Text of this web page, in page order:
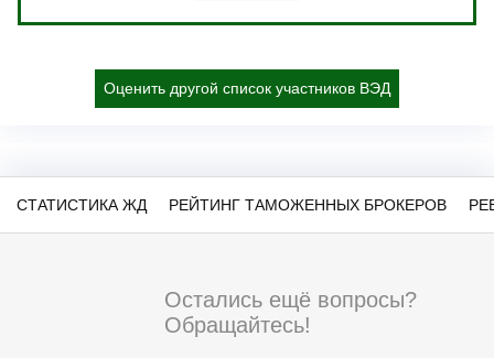
Оценить другой список участников ВЭД
СТАТИСТИКА ЖД РЕЙТИНГ ТАМОЖЕННЫХ БРОКЕРОВ
Остались ещё вопросы?
Обращайтесь!